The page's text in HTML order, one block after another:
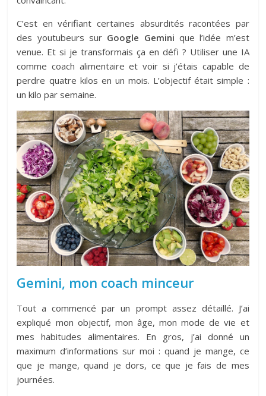
C’est en vérifiant certaines absurdités racontées par
des youtubeurs sur Google Gemini que l’idée m’est
venue. Et si je transformais ça en défi ? Utiliser une IA
comme coach alimentaire et voir si j’étais capable de
perdre quatre kilos en un mois. L’objectif était simple :
un kilo par semaine.
Gemini, mon coach minceur
Tout a commencé par un prompt assez détaillé. J’ai
expliqué mon objectif, mon âge, mon mode de vie et
mes habitudes alimentaires. En gros, j’ai donné un
maximum d’informations sur moi : quand je mange, ce
que je mange, quand je dors, ce que je fais de mes
journées.